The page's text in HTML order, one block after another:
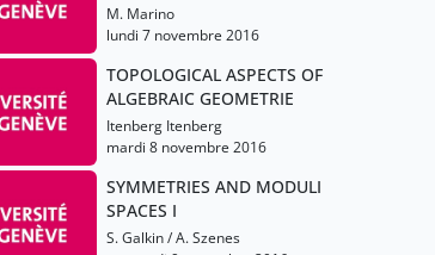
M. Marino
lundi 7 novembre 2016
TOPOLOGICAL ASPECTS OF
ALGEBRAIC GEOMETRIE
Itenberg Itenberg
mardi 8 novembre 2016
SYMMETRIES AND MODULI
SPACES I
S. Galkin / A. Szenes